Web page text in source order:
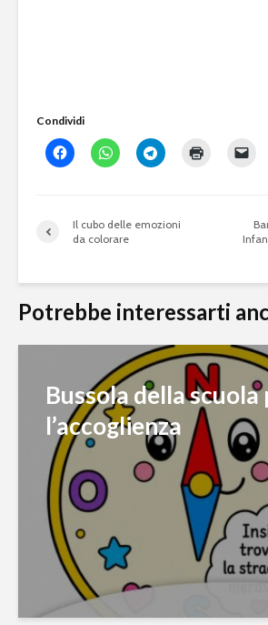
Condividi
Il cubo delle emozioni
da colorare
Potrebbe interessarti
Bussola della scuola
l’accoglienza